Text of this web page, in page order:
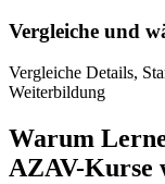
Vergleiche und
Vergleiche Details,
Weiterbildung
Warum
AZAV-Kurse